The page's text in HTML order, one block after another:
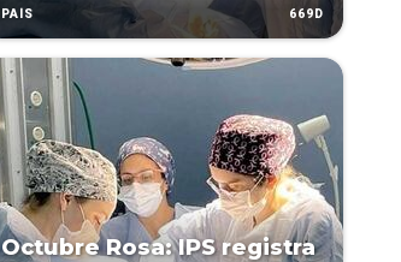
PAÍS 669D
Octubre Rosa: IPS registra